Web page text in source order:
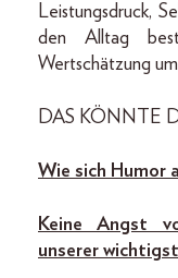
Leistungsdruck,
den Alltag
Wertschätzung
DAS KÖNNTE
Wie sich Humor
Keine Angst
unserer